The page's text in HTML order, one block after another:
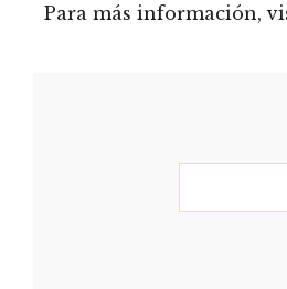
Para más información,